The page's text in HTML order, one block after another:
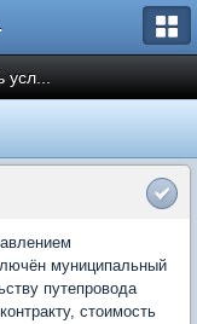
усл...
муниципальный
путепровода
стоимость